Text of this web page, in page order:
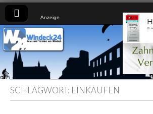
Anzeige
Windeck24
Nachrichten
aus dem
Ländchen
für das
Ländchen
SCHLAGWORT: EINKAUFEN